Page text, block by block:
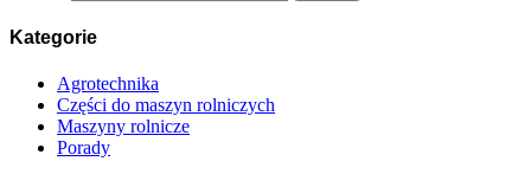
Kategorie
Agrotechnika
Części do maszyn rolniczych
Maszyny rolnicze
Porady